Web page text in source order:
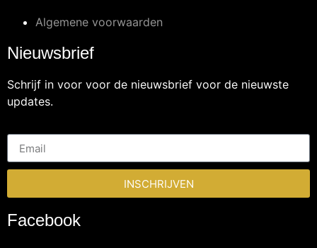
Algemene voorwaarden
Nieuwsbrief
Schrijf in voor voor de nieuwsbrief voor de nieuwste
updates.
INSCHRIJVEN
Facebook